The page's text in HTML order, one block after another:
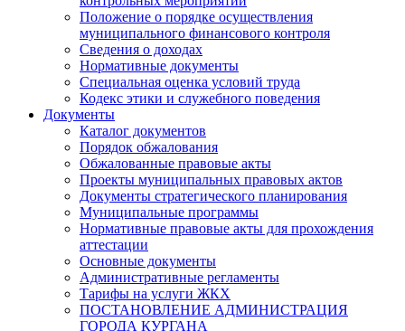
Положение о порядке осуществления
муниципального финансового контроля
Сведения о доходах
Нормативные документы
Специальная оценка условий труда
Кодекс этики и служебного поведения
Документы
Каталог документов
Порядок обжалования
Обжалованные правовые акты
Проекты муниципальных правовых актов
Документы стратегического планирования
Муниципальные программы
Нормативные правовые акты для прохождения
аттестации
Основные документы
Административные регламенты
Тарифы на услуги ЖКХ
ПОСТАНОВЛЕНИЕ АДМИНИСТРАЦИЯ
ГОРОДА КУРГАНА